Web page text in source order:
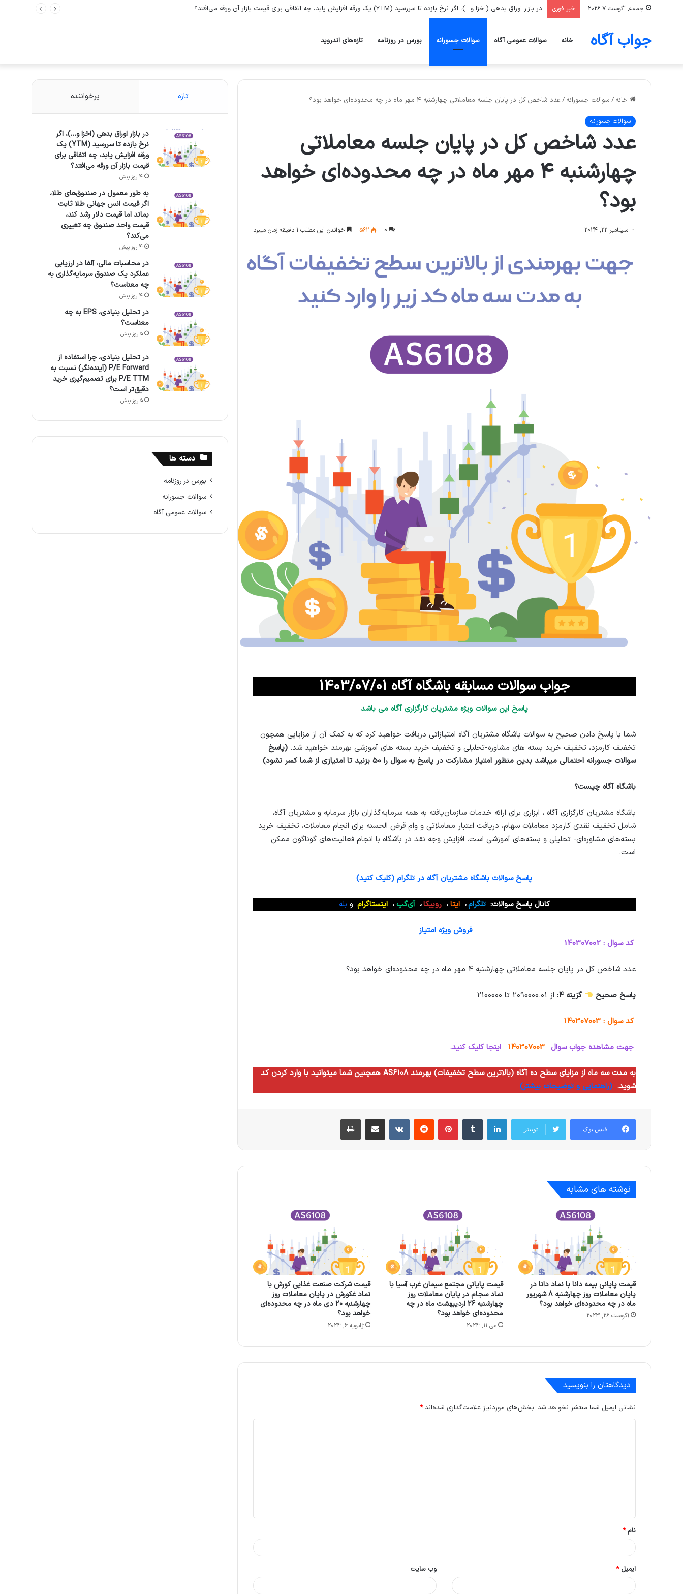
جمعه, آگوست 7 2026 خبر فوری در بازار اوراق بدهی (اخزا و…)، اگر نرخ بازده تا سررسید (YTM) یک ورقه افزایش یابد، چه اتفاقی برای قیمت بازار آن ورقه می‌افتد؟
جواب آگاه خانه سوالات عمومی آگاه سوالات جسورانه بورس در روزنامه تازه‌های اندروید
خانه / سوالات جسورانه /عدد شاخص کل در پایان جلسه معاملاتی چهارشنبه 4 مهر ماه در چه محدوده‌ای خواهد بود؟
سوالات جسورانه
عدد شاخص کل در پایان جلسه معاملاتی
چهارشنبه 4 مهر ماه در چه محدوده‌ای خواهد
بود؟
سپتامبر 22, 2024 0
562 خواندن این مطلب 1 دقیقه زمان میبرد
جواب سوالات مسابقه باشگاه آگاه 1403/07/01
پاسخ این سوالات ویژه مشتریان کارگزاری آگاه می باشد
شما با پاسخ دادن صحیح به سوالات باشگاه مشتریان آگاه امتیازاتی دریافت خواهید کرد که به کمک آن از مزایایی همچون
تخفیف کارمزد، تخفیف خرید بسته های مشاوره-تحلیلی و تخفیف خرید بسته های آموزشی بهرمند خواهید شد. (پاسخ
سوالات جسورانه احتمالی میباشد بدین منظور امتیاز مشارکت در پاسخ به سوال را 50 بزنید تا امتیازی از شما کسر نشود)
باشگاه آگاه چیست؟
باشگاه مشتریان کارگزاری آگاه ، ابزاری برای ارائه خدمات سازمان‌یافته به همه سرمایه‌گذاران بازار سرمایه و مشتریان آگاه،
شامل تخفیف نقدی کارمزد معاملات سهام، دریافت اعتبار معاملاتی و وام قرض الحسنه برای انجام معاملات، تخفیف خرید
بسته‌های مشاوره‌ای- تحلیلی و بسته‌های آموزشی است. افزایش وجه نقد در بآشگاه با انجام فعالیت‌های گوناگون ممکن
است.
پاسخ سوالات باشگاه مشتریان آگاه در تلگرام (کلیک کنید)
کانال پاسخ سوالات: تلگرام، ایتا، روبیکا، آی‌گپ، اینستاگرام و بله
فروش ویژه امتیاز
کد سوال : 140307002
عدد شاخص کل در پایان جلسه معاملاتی چهارشنبه 4 مهر ماه در چه محدوده‌ای خواهد بود؟
پاسخ صحیح گزینه 4: از 2090000.01 تا 2100000
کد سوال : 140307003
جهت مشاهده جواب سوال 140307003 اینجا کلیک کنید.
همچنین شما میتوانید با وارد کردن کد AS6108 به مدت سه ماه از مزایای سطح ده آگاه (بالاترین سطح تخفیفات) بهرمند
شوید. (راهنمایی و توضیحات بیشتر)
فیس بوک توییتر
لینکدین ‫تامبلر ‫پین‌ترست‫رددیت ‫VKontakteاشتراک گذاری از طریق ایمیل چاپ
نوشته های مشابه
قیمت پایانی بيمه دانا با نماد دانا در
پایان معاملات روز چهارشنبه 8 شهریور
ماه در چه محدوده‌ای خواهد بود؟
آگوست 26, 2023
قیمت پایانی مجتمع سيمان غرب آسيا با
نماد سجام در پایان معاملات روز
چهارشنبه 26 اردیبهشت ماه در چه
محدوده‌ای خواهد بود؟
می 11, 2024
قیمت شركت صنعت غذايی كورش با
نماد غکورش در پایان معاملات روز
چهارشنبه 20 دی ماه در چه محدوده‌ای
خواهد بود؟
ژانویه 6, 2024
دیدگاهتان را بنویسید
نشانی ایمیل شما منتشر نخواهد شد. بخش‌های موردنیاز علامت‌گذاری شده‌اند*
*
نام*
ایمیل* وب‌ سایت
تازه پرخواننده
در بازار اوراق بدهی (اخزا و…)، اگر
نرخ بازده تا سررسید (YTM) یک
ورقه افزایش یابد، چه اتفاقی برای
قیمت بازار آن ورقه می‌افتد؟
4 روز پیش
به طور معمول در صندوق‌های طلا،
اگر قیمت انس جهانی طلا ثابت
بماند اما قیمت دلار رشد کند،
قیمت واحد صندوق چه تغییری
می‌کند؟
4 روز پیش
در محاسبات مالی، آلفا در ارزیابی
عملکرد یک صندوق سرمایه‌گذاری به
چه معناست؟
4 روز پیش
در تحلیل بنیادی، EPS به چه
معناست؟
5 روز پیش
در تحلیل بنیادی، چرا استفاده از
P/E Forward (آینده‌نگر) نسبت به
P/E TTM برای تصمیم‌گیری خرید
دقیق‌تر است؟
5 روز پیش
دسته ها
بورس در روزنامه
سوالات جسورانه
سوالات عمومی آگاه